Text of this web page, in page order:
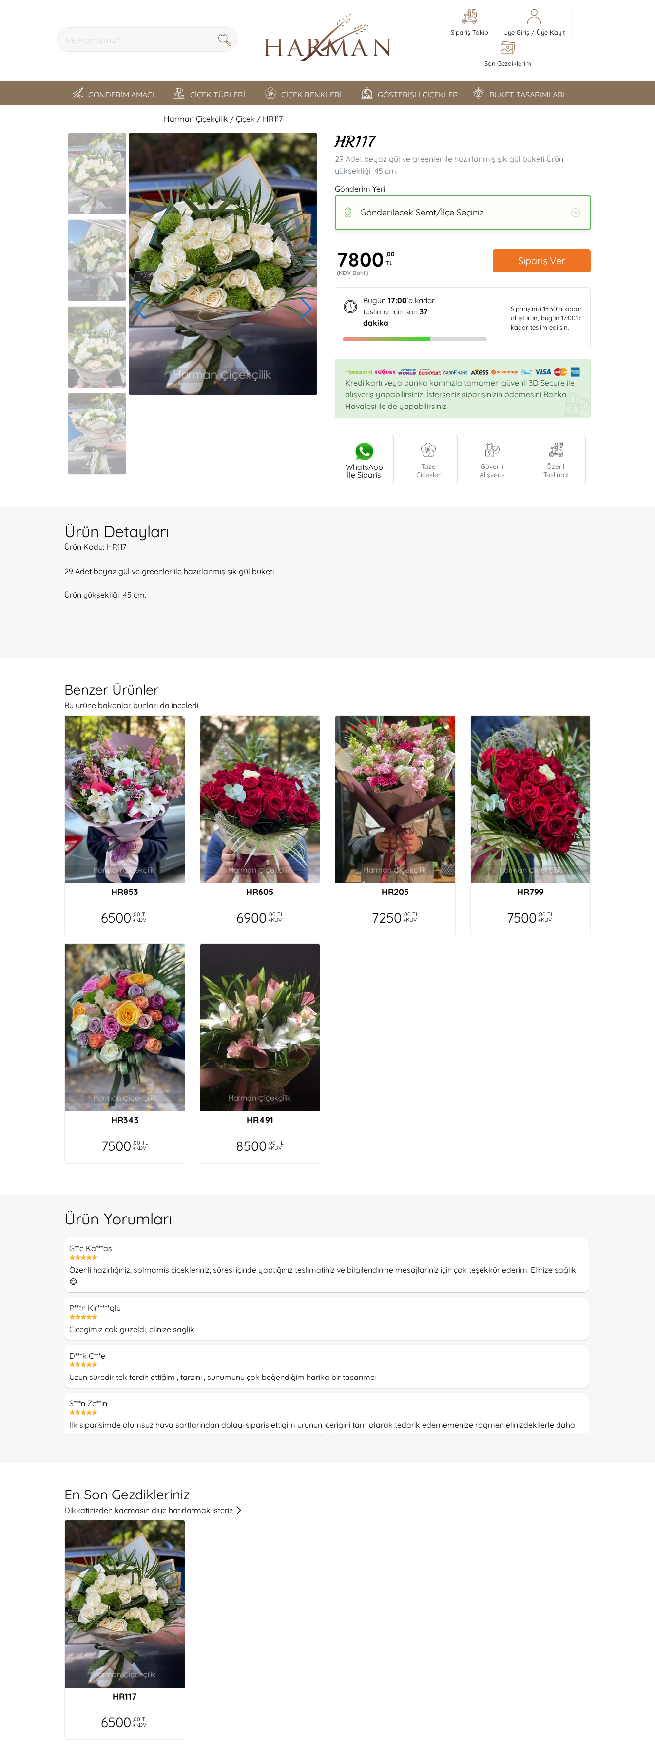
Sipariş Takip Üye Giriş/ Üye Kayıt
Son Gezdiklerim
GÖNDERİM AMACI ÇİÇEK TÜRLERİ ÇİÇEK RENKLERİ GÖSTERİŞLİ ÇİÇEKLER BUKET TASARIMLARI
Harman Çiçekçilik / Çiçek / HR117
HR117
29 Adet beyaz gül ve greenler ile hazırlanmış şık gül buketi Ürün
yüksekliği 45 cm.
Gönderim Yeri
Gönderilecek Semt/İlçe Seçiniz
7800 ,00
TL
(KDV Dahil)
Sipariş Ver
Bugün 17:00’a kadar
teslimat için son 37
dakika
Siparişinizi15:30'a kadar
oluşturun, bugün17:00'a
kadar teslim edilsin.
Kredi kartı veya banka kartınızla tamamen güvenli 3D Secure ile
alışveriş yapabilirsiniz. İsterseniz siparişinizin ödemesini Banka
Havalesi ile de yapabilirsiniz.
WhatsApp
İle Sipariş
Taze
Çiçekler
Güvenli
Alışveriş
Özenli
Teslimat
Ürün Detayları
Ürün Kodu: HR117
29 Adet beyaz gül ve greenler ile hazırlanmış şık gül buketi
Ürün yüksekliği 45 cm.
Benzer Ürünler
Bu ürüne bakanlar bunları da inceledi
HR853
6500 ,00 TL
+KDV
HR605
6900 ,00 TL
+KDV
HR205
7250 ,00 TL
+KDV
HR799
7500 ,00 TL
+KDV
HR343
7500 ,00 TL
+KDV
HR491
8500 ,00 TL
+KDV
Ürün Yorumları
G**e Ka***as
Özenli hazırlığıniz, solmamis cicekleriniz, süresi içinde yaptığınız teslimatiniz ve bilgilendirme mesajlariniz için çok teşekkür ederim. Elinize sağlık
😊
P***n Kir*****glu
Cicegimiz cok guzeldi, elinize saglik!
D***k C***e
Uzun süredir tek tercih ettiğim , tarzını , sunumunu çok beğendiğim harika bir tasarımcı
S***n Ze**in
Ilk siparisimde olumsuz hava sartlarindan dolayi siparis ettigim urunun icerigini tam olarak tedarik edememenize ragmen elinizdekilerle daha
Özenle hazırlanmış, taptaze çiçeklerden bir aranjman. Elinize sağlık, çok teşekkürler ❤️
D***i Hi*****az
Çok beğendim. Resimde görünenden güzel gitti. Emeğinize sağlık.
Ru**ye Ka**az
Çiçekler çok taze, hizmet kalitesi üst düzey. Emekleri için çok teşekkür ederim.
Gu**an D***s
Teşekkürler.
Ru**ye Ka**az
Çiçek kalitesi, özen ve ilgiden çok memnunum. Her zaman tercih ettiğim çiçekci
En Son Gezdikleriniz
Dikkatinizden kaçmasın diye hatırlatmak isteriz
HR117
6500 ,00 TL
+KDV